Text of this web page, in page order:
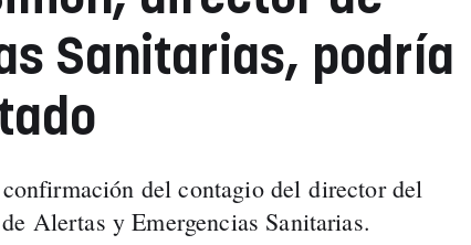
Sanitarias, podría
confirmación del contagio del director del
Alertas y Emergencias Sanitarias.